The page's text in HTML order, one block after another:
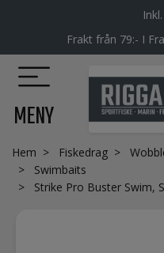
Frakt från 79:- I
MENY
Hem Fiskedrag
Swimbaits
Strike Pro Buster Swim,